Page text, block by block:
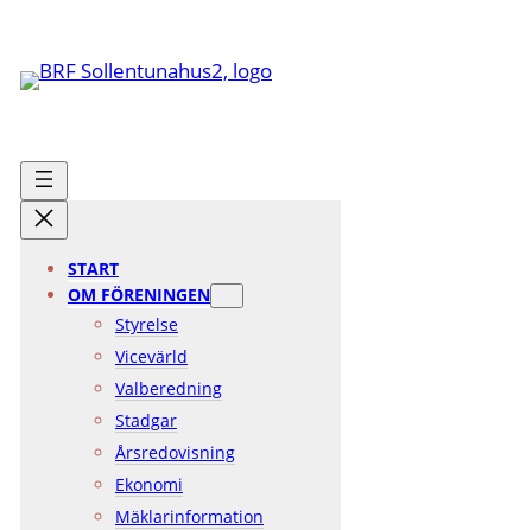
innehåll
START
OM FÖRENINGEN
Styrelse
Vicevärld
Valberedning
Stadgar
Årsredovisning
Ekonomi
Mäklarinformation